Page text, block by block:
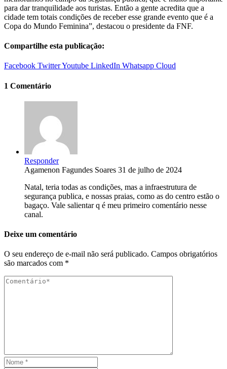
para dar tranquilidade aos turistas. Então a gente acredita que a
cidade tem totais condições de receber esse grande evento que é a
Copa do Mundo Feminina”, destacou o presidente da FNF.
Compartilhe esta publicação:
Facebook TwitterYoutube LinkedIn Whatsapp Cloud
1 Comentário
Responder
Agamenon Fagundes Soares 31 de julho de 2024
Natal, teria todas as condições, mas a infraestrutura de
segurança publica, e nossas praias, como as do centro estão o
bagaço. Vale salientar q é meu primeiro comentário nesse
canal.
Deixe um comentário
O seu endereço de e-mail não será publicado. Campos obrigatórios
são marcados com *